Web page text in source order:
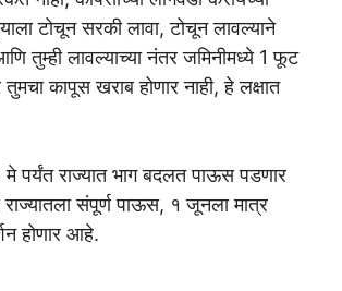
टोचून सरकी लावा, टोचून लावल्याने
तुम्ही लावल्याच्या नंतर जमिनीमध्ये 1 फूट
कापूस खराब होणार नाही, हे लक्षात
मे पर्यंत राज्यात भाग बदलत पाऊस पडणार
संपूर्ण पाऊस, १ जूनला मात्र
होणार आहे.